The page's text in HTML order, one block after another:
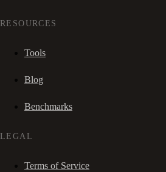
RESOURCES
Tools
Blog
Benchmarks
LEGAL
Terms of Service